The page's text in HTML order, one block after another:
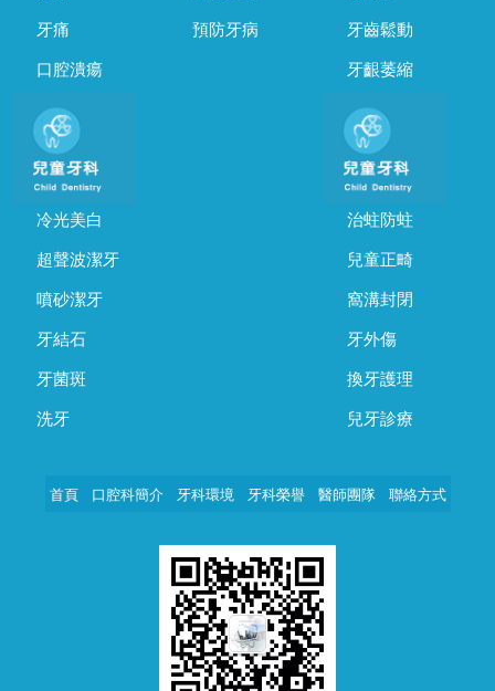
牙痛
口腔潰瘍
預防牙病 牙齒鬆動
牙齦萎縮
冷光美白
超聲波潔牙
噴砂潔牙
牙結石
牙菌斑
洗牙
治蛀防蛀
兒童正畸
窩溝封閉
牙外傷
換牙護理
兒牙診療
首頁 口腔科簡介 牙科環境 牙科榮譽 醫師團隊 聯絡方式